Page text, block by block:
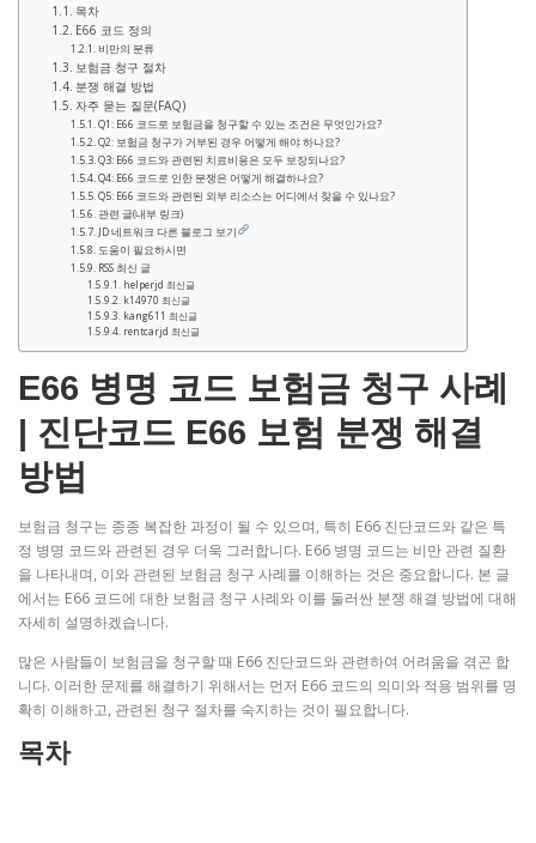
목차
E66 코드 정의
비만의 분류
보험금 청구 절차
분쟁 해결 방법
자주 묻는 질문(FAQ)
Q1: E66 코드로 보험금을 청구할 수 있는 조건은 무엇인가요?
Q2: 보험금 청구가 거부된 경우 어떻게 해야 하나요?
Q3: E66 코드와 관련된 치료비용은 모두 보장되나요?
Q4: E66 코드로 인한 분쟁은 어떻게 해결하나요?
Q5: E66 코드와 관련된 외부 리소스는 어디에서 찾을 수 있나요?
관련 글(내부 링크)
JD 네트워크 다른 블로그 보기
도움이 필요하시면
RSS 최신 글
helperjd 최신글
k14970 최신글
kang611 최신글
rentcarjd 최신글
E66 병명 코드 보험금 청구 사례
| 진단코드 E66 보험 분쟁 해결
방법
보험금 청구는 종종 복잡한 과정이 될 수 있으며, 특히 E66 진단코드와 같은 특
정 병명 코드와 관련된 경우 더욱 그러합니다. E66 병명 코드는 비만 관련 질환
을 나타내며, 이와 관련된 보험금 청구 사례를 이해하는 것은 중요합니다. 본 글
에서는 E66 코드에 대한 보험금 청구 사례와 이를 둘러싼 분쟁 해결 방법에 대해
자세히 설명하겠습니다.
많은 사람들이 보험금을 청구할 때 E66 진단코드와 관련하여 어려움을 겪곤 합
니다. 이러한 문제를 해결하기 위해서는 먼저 E66 코드의 의미와 적용 범위를 명
확히 이해하고, 관련된 청구 절차를 숙지하는 것이 필요합니다.
목차